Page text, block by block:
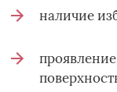
наличие